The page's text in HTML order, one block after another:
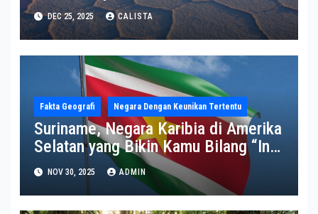
DEC 25, 2025 CALISTA
Fakta Geografi Negara Dengan Keunikan Tertentu
Suriname, Negara Karibia di Amerika
Selatan yang Bikin Kamu Bilang “Ini
Beneran Ada di Bumi?”
NOV 30, 2025 ADMIN